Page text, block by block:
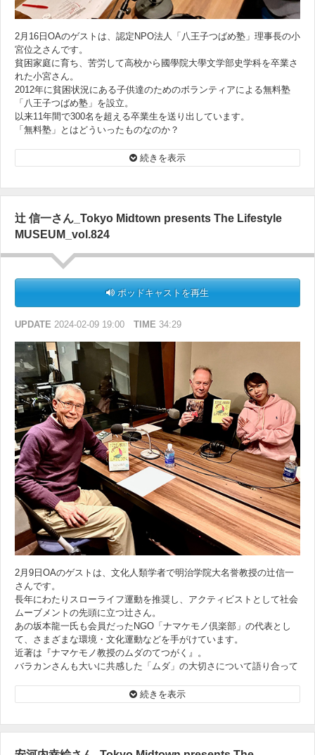
2月16日OAのゲストは、認定NPO法人「八王子つばめ塾」理事長の小
宮位之さんです。
貧困家庭に育ち、苦労して高校から國學院大學文学部史学科を卒業さ
れた小宮さん。
2012年に貧困状況にある子供達のためのボランティアによる無料塾
「八王子つばめ塾」を設立。
以来11年間で300名を超える卒業生を送り出しています。
「無料塾」とはどういったものなのか？
「私も無料塾を立ち上げたい」という全国各地の人たちへの助言活動
も精力的に行っている小宮さん。
志に触れて行きます。
＞＞『「無料塾」という生き方』
Jeb Loy Nichols『Poor Man's Prayer』
続きを表示
辻 信一さん_Tokyo Midtown presents The Lifestyle
MUSEUM_vol.824
ポッドキャストを再生
UPDATE 2024-02-09 19:00 TIME 34:29
2月9日OAのゲストは、文化人類学者で明治学院大名誉教授の辻信一
さんです。
長年にわたりスローライフ運動を推奨し、アクティビストとして社会
ムーブメントの先頭に立つ辻さん。
あの坂本龍一氏も会員だったNGO「ナマケモノ倶楽部」の代表とし
て、さまざまな環境・文化運動などを手がけています。
近著は『ナマケモノ教授のムダのてつがく』。
バラカンさんも大いに共感した「ムダ」の大切さについて語り合って
そして２人の共通のテーマである音楽話も！
＜オンエア楽曲＞
続きを表示